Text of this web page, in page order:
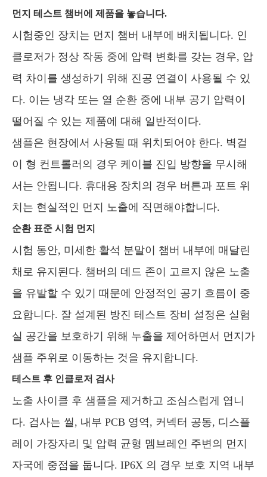
먼지 테스트 챔버에 제품을 놓습니다.
시험중인 장치는 먼지 챔버 내부에 배치됩니다. 인
클로저가 정상 작동 중에 압력 변화를 갖는 경우, 압
력 차이를 생성하기 위해 진공 연결이 사용될 수 있
다. 이는 냉각 또는 열 순환 중에 내부 공기 압력이
떨어질 수 있는 제품에 대해 일반적이다.
샘플은 현장에서 사용될 때 위치되어야 한다. 벽걸
이 형 컨트롤러의 경우 케이블 진입 방향을 무시해
서는 안됩니다. 휴대용 장치의 경우 버튼과 포트 위
치는 현실적인 먼지 노출에 직면해야합니다.
순환 표준 시험 먼지
시험 동안, 미세한 활석 분말이 챔버 내부에 매달린
채로 유지된다. 챔버의 데드 존이 고르지 않은 노출
을 유발할 수 있기 때문에 안정적인 공기 흐름이 중
요합니다. 잘 설계된 방진 테스트 장비 설정은 실험
실 공간을 보호하기 위해 누출을 제어하면서 먼지가
샘플 주위로 이동하는 것을 유지합니다.
테스트 후 인클로저 검사
노출 사이클 후 샘플을 제거하고 조심스럽게 엽니
다. 검사는 씰, 내부 PCB 영역, 커넥터 공동, 디스플
레이 가장자리 및 압력 균형 멤브레인 주변의 먼지
자국에 중점을 둡니다. IP6X 의 경우 보호 지역 내부